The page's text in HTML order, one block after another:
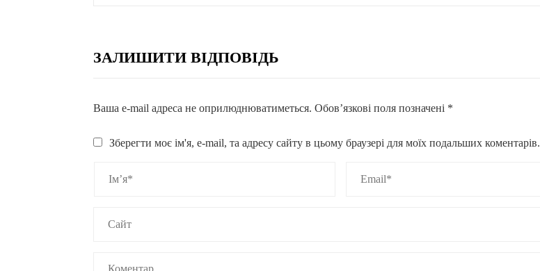
ЗАЛИШИТИ ВІДПОВІДЬ
Ваша e-mail адреса не оприлюднюватиметься. Обов’язкові поля позначені *
Зберегти моє ім'я, e-mail, та адресу сайту в цьому браузері для моїх подальших коментарів.